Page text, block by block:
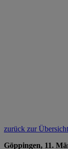
zurück zur Übersicht
Göppingen, 11.